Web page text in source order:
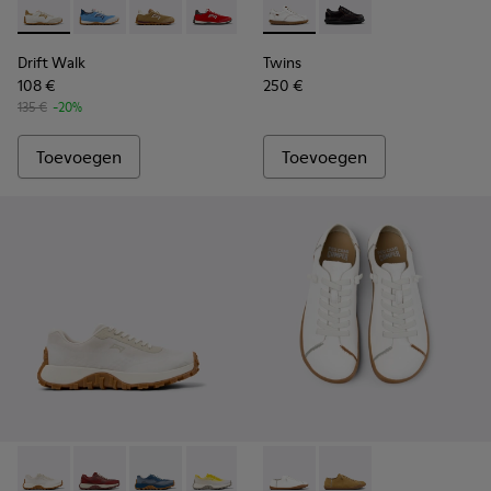
Drift Walk - K201886-001 - Meerkleurige textiel en nubuck
Drift Walk - K201886-008
Drift Walk - K201886-006 - Meerkleurige
Drift Walk - K201886-004
Drift Walk - K201886-003
Drift Walk
108 €
135 € -20%
Toevoegen
Twins - 27651-135 - Witte
Twins - 27651-136
Twins
250 €
Toevoegen
Drift Trail - K201872-001 - Beige damessneaker van
Drift Trail - K201872-006
Drift Trail - K201872-004
Drift Trail - K201872-003
Twins - K201928-003 -
Twins - K201928-